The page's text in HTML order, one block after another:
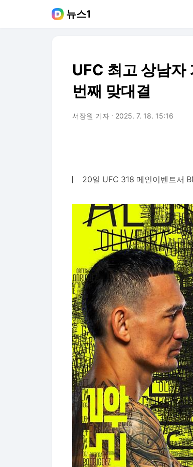
뉴스1
UFC 최고 상남
번째 맞대결
서장원 기자 2025. 7. 18. 15:16
20일 UFC 318 메인이벤트서